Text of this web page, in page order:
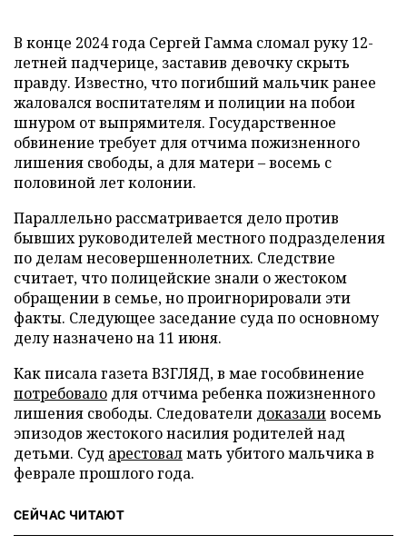
В конце 2024 года Сергей Гамма сломал руку 12-
летней падчерице, заставив девочку скрыть
правду. Известно, что погибший мальчик ранее
жаловался воспитателям и полиции на побои
шнуром от выпрямителя. Государственное
обвинение требует для отчима пожизненного
лишения свободы, а для матери – восемь с
половиной лет колонии.
Параллельно рассматривается дело против
бывших руководителей местного подразделения
по делам несовершеннолетних. Следствие
считает, что полицейские знали о жестоком
обращении в семье, но проигнорировали эти
факты. Следующее заседание суда по основному
делу назначено на 11 июня.
Как писала газета ВЗГЛЯД, в мае гособвинение
потребовало для отчима ребенка пожизненного
лишения свободы. Следователи доказаливосемь
эпизодов жестокого насилия родителей над
детьми. Суд арестовалмать убитого мальчика в
феврале прошлого года.
СЕЙЧАС ЧИТАЮТ